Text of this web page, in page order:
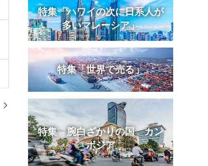
特集「ハワイの次に日系人が
多いマレーシア」
特集「世界で売る」
特集 腕白ざかりの国 カン
ボジア